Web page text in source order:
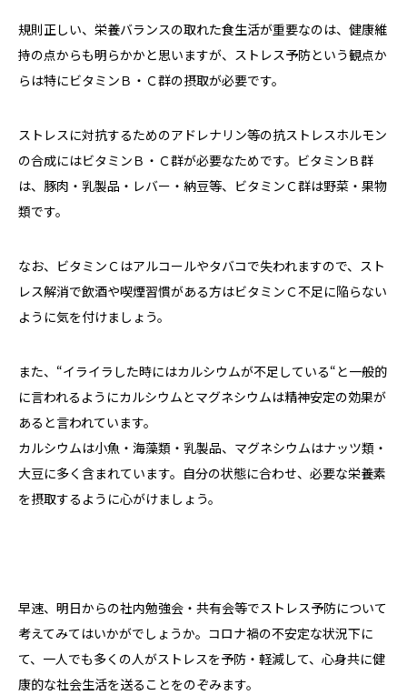
規則正しい、栄養バランスの取れた食生活が重要なのは、健康維
持の点からも明らかかと思いますが、ストレス予防という観点か
らは特にビタミンＢ・Ｃ群の摂取が必要です。
ストレスに対抗するためのアドレナリン等の抗ストレスホルモン
の合成にはビタミンＢ・Ｃ群が必要なためです。ビタミンＢ群
は、豚肉・乳製品・レバー・納豆等、ビタミンＣ群は野菜・果物
類です。
なお、ビタミンＣはアルコールやタバコで失われますので、スト
レス解消で飲酒や喫煙習慣がある方はビタミンＣ不足に陥らない
ように気を付けましょう。
また、“イライラした時にはカルシウムが不足している“と一般的
に言われるようにカルシウムとマグネシウムは精神安定の効果が
あると言われています。
カルシウムは小魚・海藻類・乳製品、マグネシウムはナッツ類・
大豆に多く含まれています。自分の状態に合わせ、必要な栄養素
を摂取するように心がけましょう。
早速、明日からの社内勉強会・共有会等でストレス予防について
考えてみてはいかがでしょうか。コロナ禍の不安定な状況下に
て、一人でも多くの人がストレスを予防・軽減して、心身共に健
康的な社会生活を送ることをのぞみます。